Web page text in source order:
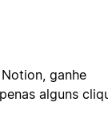
ganhe
alguns